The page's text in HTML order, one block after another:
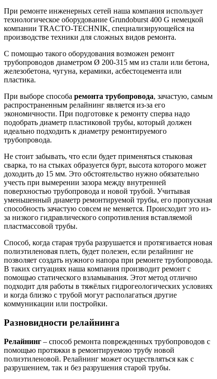
При ремонте инженерных сетей наша компания использует
технологическое оборудование Grundoburst 400 G немецкой
компании TRACTO-TECHNIK, специализирующейся на
производстве техники для сложных видов ремонта.
С помощью такого оборудования возможен ремонт
трубопроводов диаметром Ø 200-315 мм из стали или бетона,
железобетона, чугуна, керамики, асбестоцемента или
пластика.
При выборе способа ремонта трубопровода, зачастую, самым
распространенным релайнинг является из-за его
экономичности. При подготовке к ремонту сперва надо
подобрать диаметр пластиковой трубы, который должен
идеально подходить к диаметру ремонтируемого
трубопровода.
Не стоит забывать, что если будет применяться стыковая
сварка, то на стыках образуется бурт, высота которого может
доходить до 15 мм. Это обстоятельство нужно обязательно
учесть при вымерении зазора между внутренней
поверхностью трубопровода и новой трубой. Учитывая
уменьшенный диаметр ремонтируемой трубы, его пропускная
способность зачастую совсем не меняется. Происходит это из-
за низкого гидравлического сопротивления вставляемой
пластмассовой трубы.
Способ, когда старая труба разрушается и протягивается новая
полиэтиленовая плеть, будет полезен, если релайнинг не
позволяет создать нужного напора при ремонте трубопровода.
В таких ситуациях наша компания производит ремонт с
помощью статического взламывания. Этот метод отлично
подходит для работы в тяжёлых гидрогеологических условиях
и когда близко с трубой могут располагаться другие
коммуникации или постройки.
Разновидности релайнинга
Релайнинг – способ ремонта поврежденных трубопроводов с
помощью протяжки в ремонтируемою трубу новой
полиэтиленовой. Релайнинг может осуществляться как с
разрушением, так и без разрушения старой трубы.